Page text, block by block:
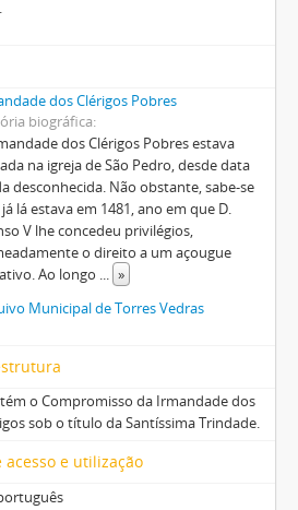
dos Clérigos Pobres
biográfica
dos Clérigos Pobres estava
na igreja de São Pedro, desde data
desconhecida. Não obstante, sabe-se
lá estava em 1481, ano em que D.
V lhe concedeu privilégios,
o direito a um açougue
Ao longo
»
Municipal de Torres Vedras
o Compromisso da Irmandade dos
sob o título da Santíssima Trindade.
e utilização